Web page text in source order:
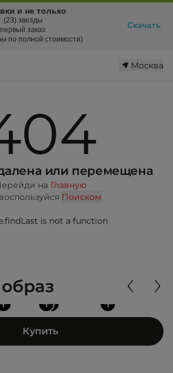
Москва
или перемещена
на Главную
Поиском
is not a function
+
+
+
Купить
и не только
(23) звезды
заказ
по полной стоимости)
Скачать